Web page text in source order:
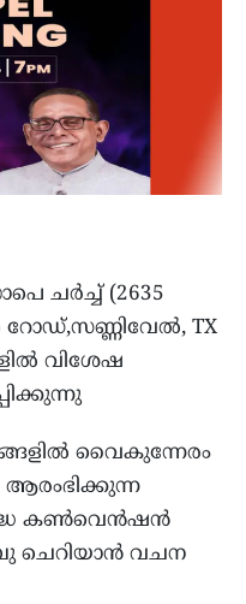
ചര്‍ച്ച് (2635
TX
വിശേഷ
വൈകുന്നേരം
കണ്‍വെന്‍ഷന്‍
ചെറിയാന്‍ വചന